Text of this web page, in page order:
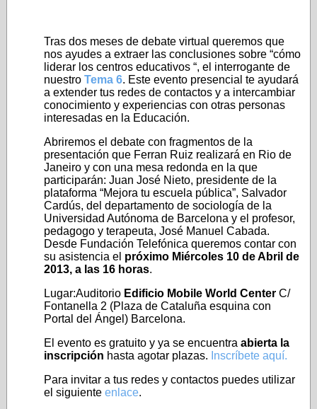
Tras dos meses de debate virtual queremos que
nos ayudes a extraer las conclusiones sobre “cómo
liderar los centros educativos “, el interrogante de
nuestro Tema 6. Este evento presencial te ayudará
a extender tus redes de contactos y a intercambiar
conocimiento y experiencias con otras personas
interesadas en la Educación.
Abriremos el debate con fragmentos de la
presentación que Ferran Ruiz realizará en Rio de
Janeiro y con una mesa redonda en la que
participarán: Juan José Nieto, presidente de la
plataforma “Mejora tu escuela pública”, Salvador
Cardús, del departamento de sociología de la
Universidad Autónoma de Barcelona y el profesor,
pedagogo y terapeuta, José Manuel Cabada.
Desde Fundación Telefónica queremos contar con
su asistencia el próximo Miércoles 10 de Abril de
2013, a las 16 horas.
Lugar:Auditorio Edificio Mobile World Center C/
Fontanella 2 (Plaza de Cataluña esquina con
Portal del Ángel) Barcelona.
El evento es gratuito y ya se encuentra abierta la
inscripción hasta agotar plazas. Inscríbete aquí.
Para invitar a tus redes y contactos puedes utilizar
el siguiente enlace.